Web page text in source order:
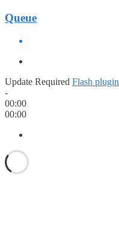
Queue
Update Required Flash plugin
-
00:00
00:00